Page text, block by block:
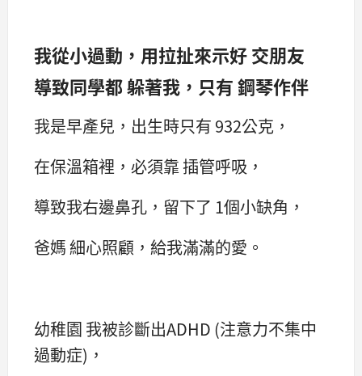
我從小過動，用拉扯來示好 交朋友
導致同學都 躲著我，只有 鋼琴作伴
我是早產兒，出生時只有 932公克，
在保溫箱裡，必須靠 插管呼吸，
導致我右邊鼻孔，留下了 1個小缺角，
爸媽 細心照顧，給我滿滿的愛。
幼稚園 我被診斷出ADHD (注意力不集中
過動症)，